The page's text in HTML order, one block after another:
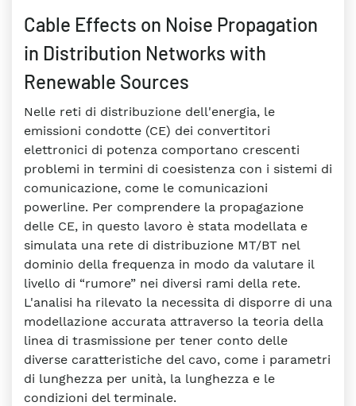
Cable Effects on Noise Propagation
in Distribution Networks with
Renewable Sources
Nelle reti di distribuzione dell'energia, le
emissioni condotte (CE) dei convertitori
elettronici di potenza comportano crescenti
problemi in termini di coesistenza con i sistemi di
comunicazione, come le comunicazioni
powerline. Per comprendere la propagazione
delle CE, in questo lavoro è stata modellata e
simulata una rete di distribuzione MT/BT nel
dominio della frequenza in modo da valutare il
livello di “rumore” nei diversi rami della rete.
L'analisi ha rilevato la necessita di disporre di una
modellazione accurata attraverso la teoria della
linea di trasmissione per tener conto delle
diverse caratteristiche del cavo, come i parametri
di lunghezza per unità, la lunghezza e le
condizioni del terminale.